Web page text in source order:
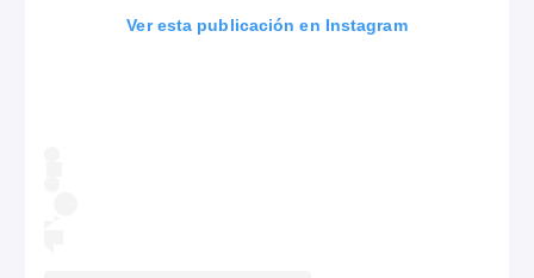
Ver esta publicación en Instagram